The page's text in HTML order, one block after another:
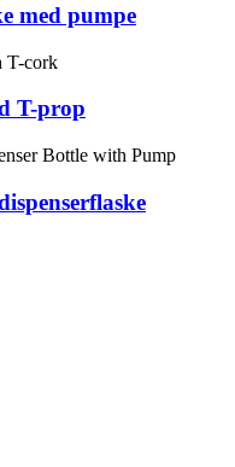
med pumpe
T-prop